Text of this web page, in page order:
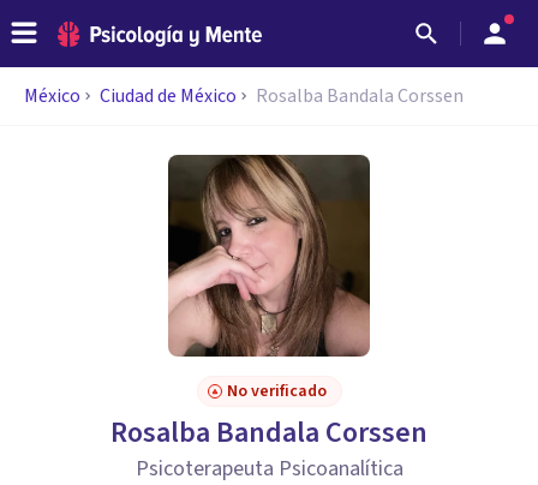
México Ciudad de México Rosalba Bandala Corssen
No verificado
Rosalba Bandala Corssen
Psicoterapeuta Psicoanalítica